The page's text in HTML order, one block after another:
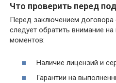
Что проверить перед
Перед заключением
следует обратить внимание
моментов:
Наличие лицензий и
Гарантии на